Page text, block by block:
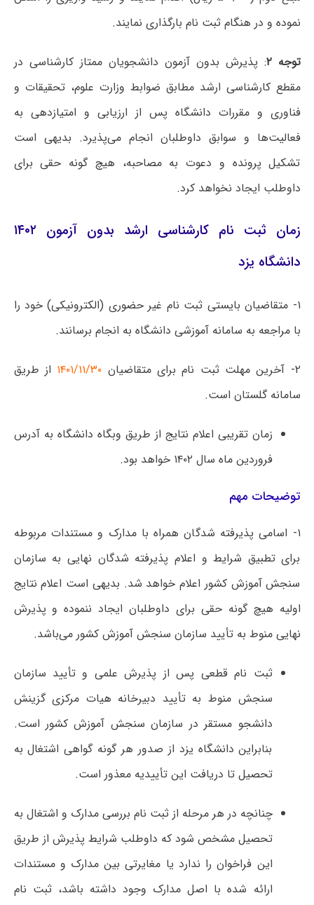
نموده و در هنگام ثبت نام بارگذاری نمایند.
توجه ۲ : پذیرش بدون آزمون دانشجویان ممتاز کارشناسی در
مقطع کارشناسی ارشد مطابق ضوابط وزارت علوم، تحقیقات و
فناوری و مقررات دانشگاه پس از ارزیابی و امتیازدهی به
فعالیت‌ها و سوابق داوطلبان انجام می‌پذیرد. بدیهی است
تشکیل پرونده و دعوت به مصاحبه، هیچ گونه حقی برای
داوطلب ایجاد نخواهد کرد.
زمان ثبت نام کارشناسی ارشد بدون آزمون ۱۴۰۲
دانشگاه یزد
۱- متقاضیان بایستی ثبت نام غیر حضوری (الکترونیکی) خود را
با مراجعه به سامانه آموزشی دانشگاه به انجام برسانند.
۲- آخرین مهلت ثبت نام برای متقاضیان ۱۴۰۱/۱۱/۳۰ از طریق
سامانه گلستان است.
زمان تقریبی اعلام نتایج از طریق وبگاه دانشگاه به آدرس
فروردین ماه سال ۱۴۰۲ خواهد بود.
توضیحات مهم
۱- اسامی پذیرفته شدگان همراه با مدارک و مستندات مربوطه
برای تطبیق شرایط و اعلام پذیرفته شدگان نهایی به سازمان
سنجش آموزش کشور اعلام خواهد شد. بدیهی است اعلام نتایج
اولیه هیچ گونه حقی برای داوطلبان ایجاد ننموده و پذیرش
نهایی منوط به تأیید سازمان سنجش آموزش کشور می‌باشد.
ثبت نام قطعی پس از پذیرش علمی و تأیید سازمان
سنجش منوط به تأیید دبیرخانه هیات مرکزی گزینش
دانشجو مستقر در سازمان سنجش آموزش کشور است.
بنابراین دانشگاه یزد از صدور هر گونه گواهی اشتغال به
تحصیل تا دریافت این تأییدیه معذور است.
چنانچه در هر مرحله از ثبت نام بررسی مدارک و اشتغال به
تحصیل مشخص شود که داوطلب شرایط پذیرش از طریق
این فراخوان را ندارد یا مغایرتی بین مدارک و مستندات
ارائه شده با اصل مدارک وجود داشته باشد، ثبت نام